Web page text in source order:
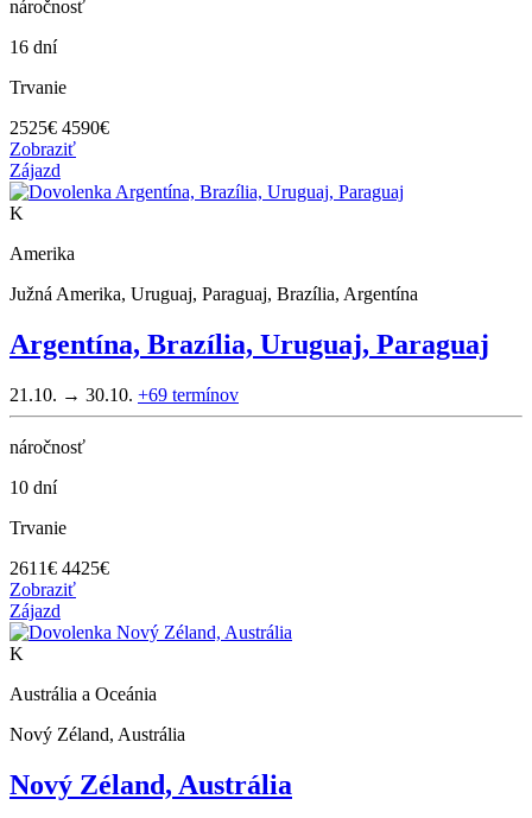
náročnosť
16 dní
Trvanie
2525€ 4590€
Zobraziť
Zájazd
K
Amerika
Južná Amerika, Uruguaj, Paraguaj, Brazília, Argentína
Argentína, Brazília, Uruguaj, Paraguaj
21.10. → 30.10. +69 termínov
náročnosť
10 dní
Trvanie
2611€ 4425€
Zobraziť
Zájazd
K
Austrália a Oceánia
Nový Zéland, Austrália
Nový Zéland, Austrália